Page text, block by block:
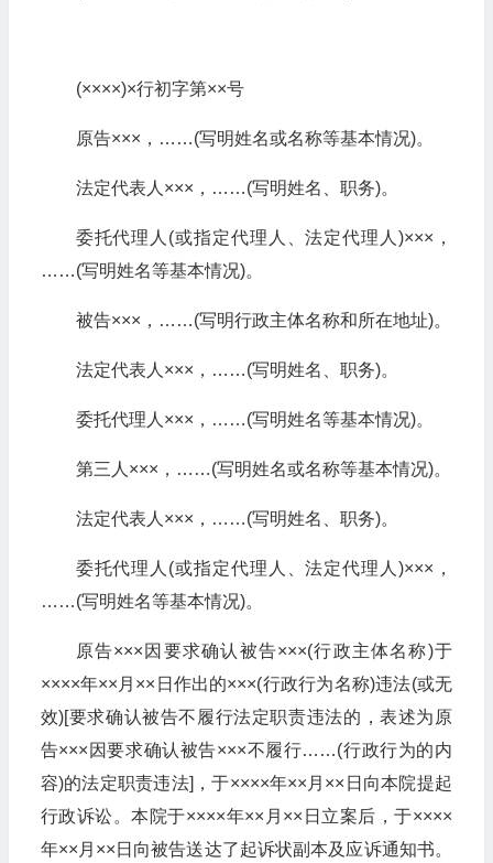
(××××)×行初字第××号
原告×××，……(写明姓名或名称等基本情况)。
法定代表人×××，……(写明姓名、职务)。
委托代理人(或指定代理人、法定代理人)×××，
……(写明姓名等基本情况)。
被告×××，……(写明行政主体名称和所在地址)。
法定代表人×××，……(写明姓名、职务)。
委托代理人×××，……(写明姓名等基本情况)。
第三人×××，……(写明姓名或名称等基本情况)。
法定代表人×××，……(写明姓名、职务)。
委托代理人(或指定代理人、法定代理人)×××，
……(写明姓名等基本情况)。
原告×××因要求确认被告×××(行政主体名称)于
××××年××月××日作出的×××(行政行为名称)违法(或无
效)[要求确认被告不履行法定职责违法的，表述为原
告×××因要求确认被告×××不履行……(行政行为的内
容)的法定职责违法]，于××××年××月××日向本院提起
行政诉讼。本院于××××年××月××日立案后，于××××
年××月××日向被告送达了起诉状副本及应诉通知书。